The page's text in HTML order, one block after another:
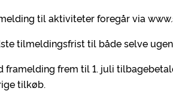
til aktiviteter foregår via
tilmeldingsfrist til både selve
framelding frem til 1. juli
tilkøb.